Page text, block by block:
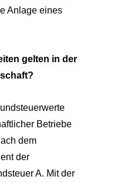
Anlage eines
gelten in der
Betriebe
dem
der
A. Mit der